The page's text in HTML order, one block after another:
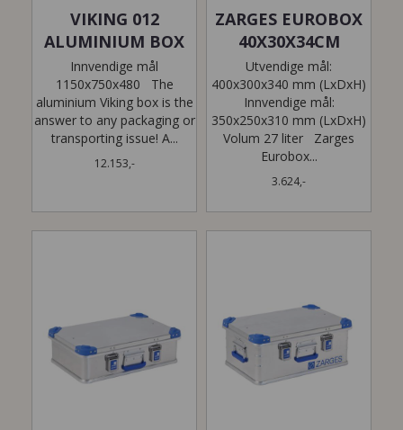
VIKING 012
ALUMINIUM BOX
Innvendige mål
1150x750x480 The
aluminium Viking box is the
answer to any packaging or
transporting issue! A...
12.153,-
ZARGES EUROBOX
40X30X34CM
Utvendige mål:
400x300x340 mm (LxDxH)
Innvendige mål:
350x250x310 mm (LxDxH)
Volum 27 liter Zarges
Eurobox...
3.624,-